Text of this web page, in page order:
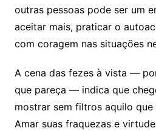
outras pessoas pode ser um
aceitar mais, praticar o
com coragem nas situações
A cena das fezes à vista —
que pareça — indica que
mostrar sem filtros aquilo que
Amar suas fraquezas e